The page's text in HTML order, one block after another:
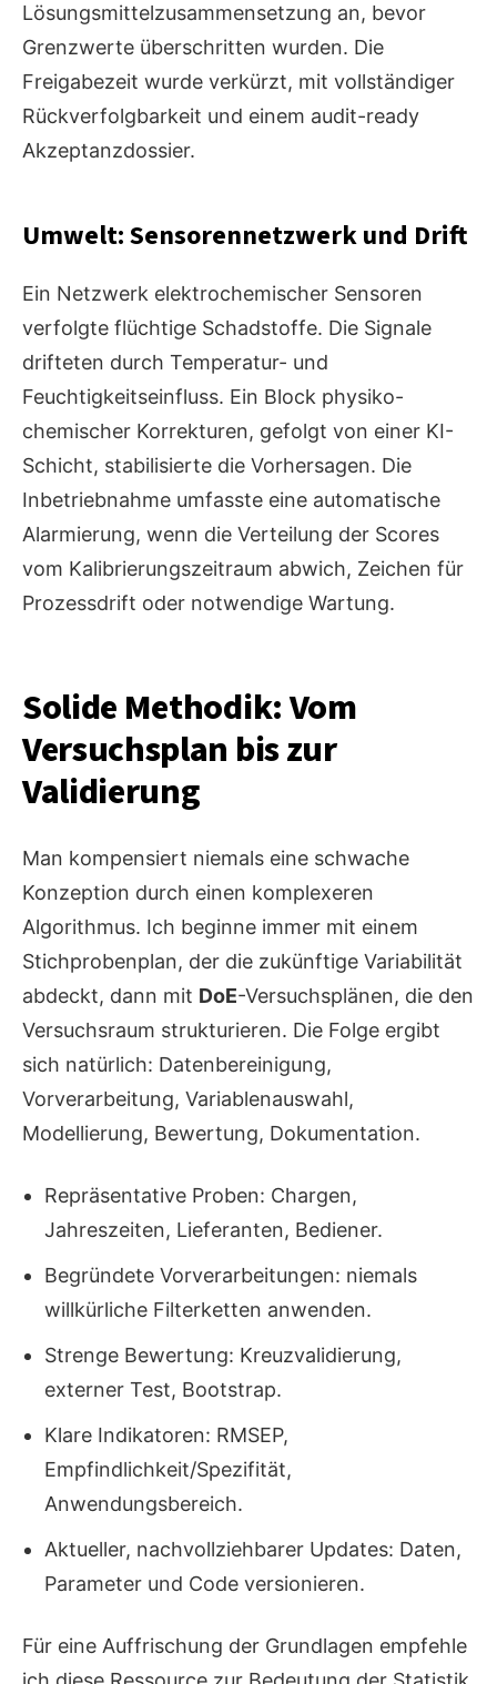
Lösungsmittelzusammensetzung an, bevor
Grenzwerte überschritten wurden. Die
Freigabezeit wurde verkürzt, mit vollständiger
Rückverfolgbarkeit und einem audit-ready
Akzeptanzdossier.
Umwelt: Sensorennetzwerk und Drift
Ein Netzwerk elektrochemischer Sensoren
verfolgte flüchtige Schadstoffe. Die Signale
drifteten durch Temperatur- und
Feuchtigkeitseinfluss. Ein Block physiko-
chemischer Korrekturen, gefolgt von einer KI-
Schicht, stabilisierte die Vorhersagen. Die
Inbetriebnahme umfasste eine automatische
Alarmierung, wenn die Verteilung der Scores
vom Kalibrierungszeitraum abwich, Zeichen für
Prozessdrift oder notwendige Wartung.
Solide Methodik: Vom
Versuchsplan bis zur
Validierung
Man kompensiert niemals eine schwache
Konzeption durch einen komplexeren
Algorithmus. Ich beginne immer mit einem
Stichprobenplan, der die zukünftige Variabilität
abdeckt, dann mit DoE-Versuchsplänen, die den
Versuchsraum strukturieren. Die Folge ergibt
sich natürlich: Datenbereinigung,
Vorverarbeitung, Variablenauswahl,
Modellierung, Bewertung, Dokumentation.
Repräsentative Proben: Chargen,
Jahreszeiten, Lieferanten, Bediener.
Begründete Vorverarbeitungen: niemals
willkürliche Filterketten anwenden.
Strenge Bewertung: Kreuzvalidierung,
externer Test, Bootstrap.
Klare Indikatoren: RMSEP,
Empfindlichkeit/Spezifität,
Anwendungsbereich.
Aktueller, nachvollziehbarer Updates: Daten,
Parameter und Code versionieren.
Für eine Auffrischung der Grundlagen empfehle